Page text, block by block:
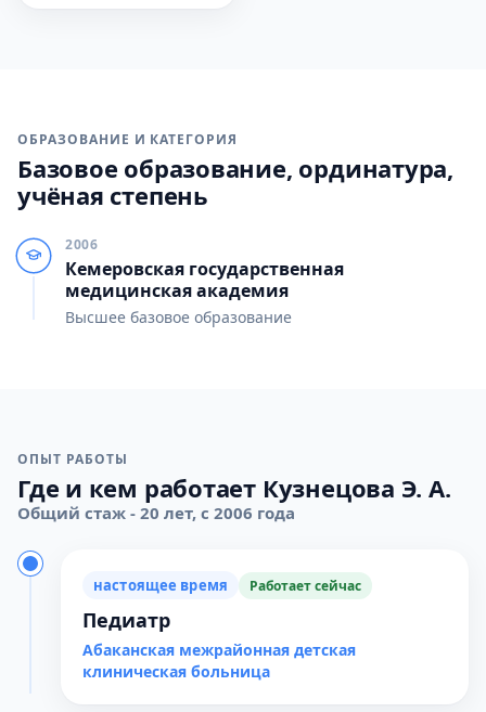
ОБРАЗОВАНИЕ И КАТЕГОРИЯ
Базовое образование, ординатура,
учёная степень
2006
Кемеровская государственная
медицинская академия
Высшее базовое образование
ОПЫТ РАБОТЫ
Где и кем работает Кузнецова Э. А.
Общий стаж - 20 лет, с 2006 года
настоящее время Работает сейчас
Педиатр
Абаканская межрайонная детская
клиническая больница